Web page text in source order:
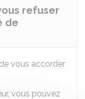
refuser
de
vous accorder
vous pouvez